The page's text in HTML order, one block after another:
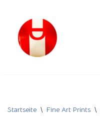
Zum
Inhalt
springen
Startseite \ Fine Art Prints \